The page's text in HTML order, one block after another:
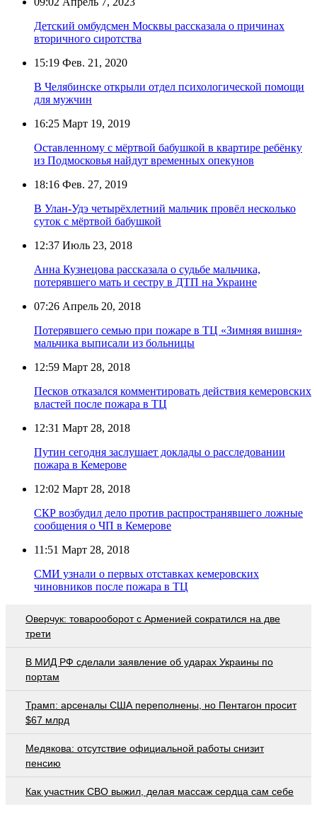
Детский омбудсмен Москвы рассказала о причинах
вторичного сиротства
15:19 Фев. 21, 2020
В Челябинске открыли отдел психологической помощи
для мужчин
16:25 Март 19, 2019
Оставленному с мёртвой бабушкой в квартире ребёнку
из Подмосковья найдут временных опекунов
18:16 Фев. 27, 2019
В Улан-Удэ четырёхлетний мальчик провёл несколько
суток с мёртвой бабушкой
12:37 Июль 23, 2018
Анна Кузнецова рассказала о судьбе мальчика,
потерявшего мать и сестру в ДТП на Украине
07:26 Апрель 20, 2018
Потерявшего семью при пожаре в ТЦ «Зимняя вишня»
мальчика выписали из больницы
12:59 Март 28, 2018
Песков отказался комментировать действия кемеровских
властей после пожара в ТЦ
12:31 Март 28, 2018
Путин сегодня заслушает доклады о расследовании
пожара в Кемерове
12:02 Март 28, 2018
СКР возбудил дело против распространявшего ложные
сообщения о ЧП в Кемерове
11:51 Март 28, 2018
СМИ узнали о первых отставках кемеровских
чиновников после пожара в ТЦ
Оверчук: товарооборот с Арменией сократился на две
трети
В МИД РФ сделали заявление об ударах Украины по
портам
Трамп: арсеналы США переполнены, но Пентагон просит
$67 млрд
Медякова: отсутствие официальной работы снизит
пенсию
Как участник СВО выжил, делая массаж сердца сам себе